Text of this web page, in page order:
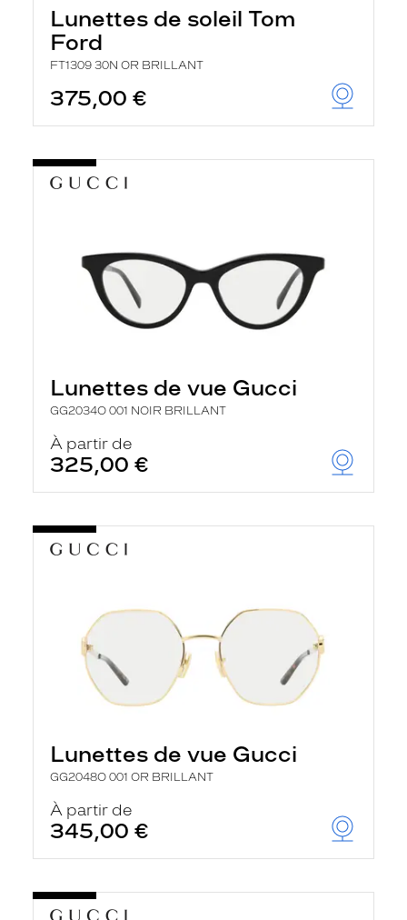
Lunettes de soleil Tom
Ford
FT1309 30N OR BRILLANT
375,00 €
Lunettes de vue Gucci
GG2034O 001 NOIR BRILLANT
À partir de
325,00 €
Lunettes de vue Gucci
GG2048O 001 OR BRILLANT
À partir de
345,00 €